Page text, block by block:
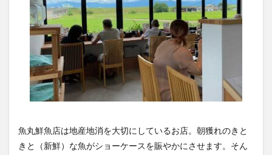
魚丸鮮魚店は地産地消を大切にしているお店。朝獲れのきと
きと（新鮮）な魚がショーケースを賑やかにさせます。そん